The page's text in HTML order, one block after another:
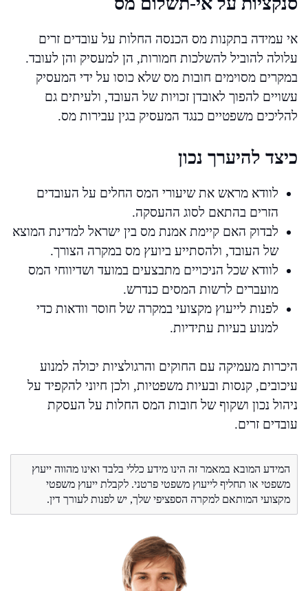
אי עמידה בתקנות מס הכנסה החלות על עובדים זרים
עלולה להוביל להשלכות חמורות, הן למעסיק והן לעובד.
במקרים מסוימים חובות מס שלא כוסו על ידי המעסיק
עשויים להפוך לאובדן זכויות של העובד, ולעיתים גם
להליכים משפטיים כנגד המעסיק בגין עבירות מס.
כיצד להיערך נכון
לוודא מראש את שיעורי המס החלים על העובדים
הזרים בהתאם לסוג ההעסקה.
לבדוק האם קיימת אמנת מס בין ישראל למדינת המוצא
של העובד, ולהסתייע ביועץ מס במקרה הצורך.
לוודא שכל הניכויים מתבצעים במועד ושדיווחי המס
מועברים לרשות המסים כנדרש.
לפנות לייעוץ מקצועי במקרה של חוסר וודאות כדי
למנוע בעיות עתידיות.
היכרות מעמיקה עם החוקים והרגולציות יכולה למנוע
עיכובים, קנסות ובעיות משפטיות, ולכן חיוני להקפיד על
ניהול נכון ושקוף של חובות המס החלות על העסקת
עובדים זרים.
המידע המובא במאמר זה הינו מידע כללי בלבד ואינו מהווה ייעוץ
משפטי או תחליף לייעוץ משפטי פרטני. לקבלת ייעוץ משפטי
מקצועי המותאם למקרה הספציפי שלך, יש לפנות לעורך דין.